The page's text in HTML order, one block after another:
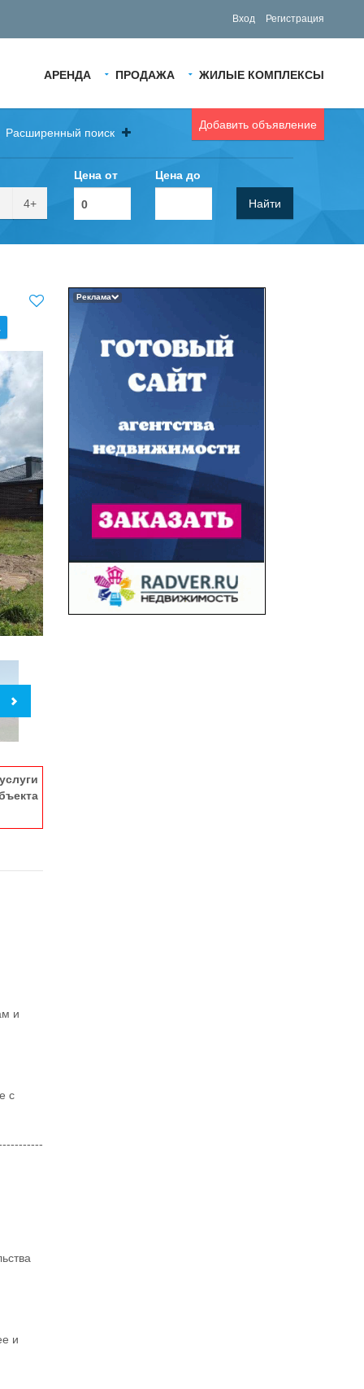
Вход Регистрация
АРЕНДА ПРОДАЖА ЖИЛЫЕ КОМПЛЕКСЫ
Добавить объявление
Расширенный поиск
4+
Цена от Цена до
Найти
и
с
и
Реклама